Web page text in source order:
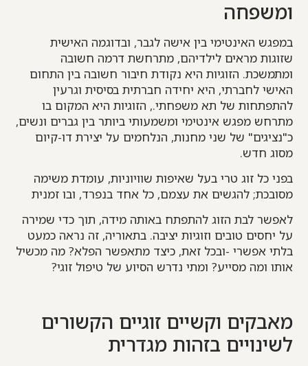
ומשפחה
במפגש האינטימי בין אישה לגבר, ובדוגמה האישית
שזוגות מראים לילדיהם, מתרחשת דרמה חשובה
ומתמשכת. הזוגיות היא נקודת חיבור חשובה בין התחום
האישי לחברתי, היא יחידה חברתית בסיסית וגרעין
להתפתחות של תא משפחתי., הזוגיות היא המקום בו
מתרחש מפגש אינטימי ומשמעותי ביותר בין גברים ונשים,
כ"נציגים" של שני מחנות, הנלחמים על יצירת דו-קיום
מסוג חדש.
בפני כל זוג טרי בעל שאיפות שוויוניות, עומדת משימה
מסובכת; להגשים את עצמם, כל אחד בנפרד, ובו זמנית
לאפשר לבת הזוג להתפתח באותה מידה, תוך כדי שמירה
על יחסים טובים וזוגיות יציבה. בתאוריה, זה נראה כמעט
בלתי אפשרי -ובכל זאת, כיצד מתאפשר הפלא? מה מכשיל
אותו ומה מסייע? ומתי נדרש הסיוע של טיפול זוגי?
מאבקים וקשיים זוגיים הקשורים
לשינויים בזהות מגדרית